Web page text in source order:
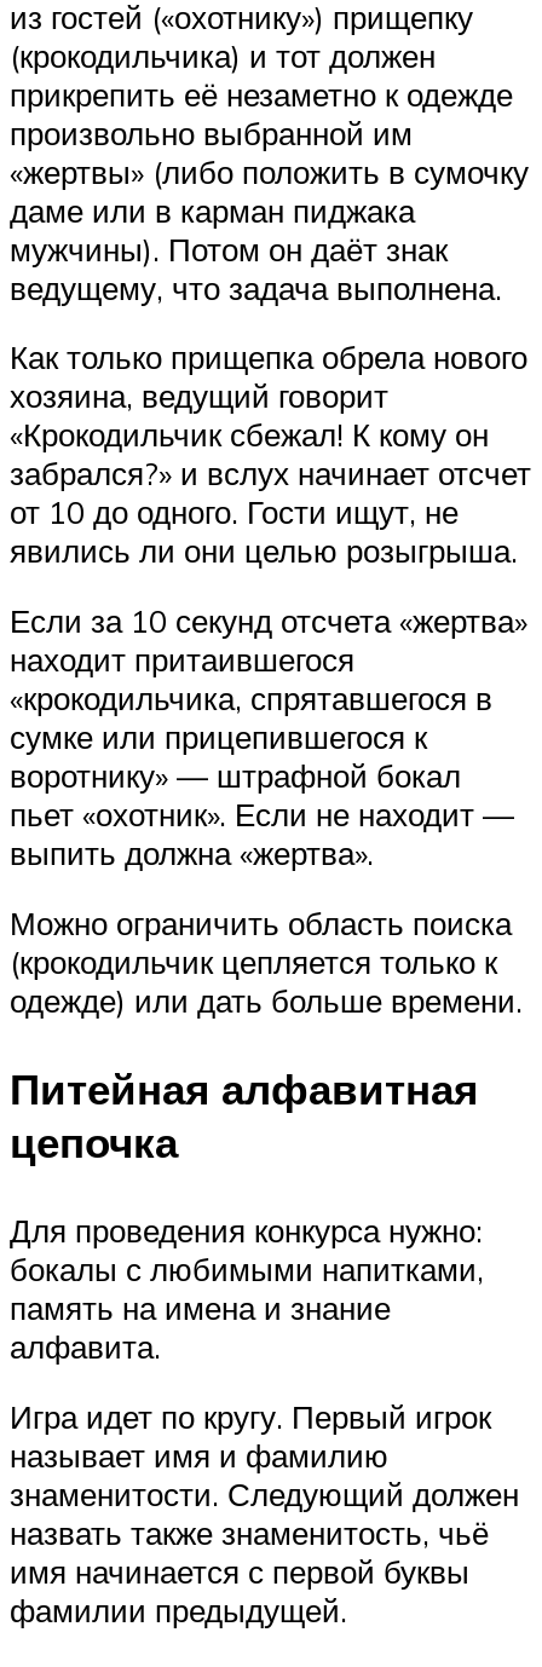
из гостей («охотнику») прищепку
(крокодильчика) и тот должен
прикрепить её незаметно к одежде
произвольно выбранной им
«жертвы» (либо положить в сумочку
даме или в карман пиджака
мужчины). Потом он даёт знак
ведущему, что задача выполнена.
Как только прищепка обрела нового
хозяина, ведущий говорит
«Крокодильчик сбежал! К кому он
забрался?» и вслух начинает отсчет
от 10 до одного. Гости ищут, не
явились ли они целью розыгрыша.
Если за 10 секунд отсчета «жертва»
находит притаившегося
«крокодильчика, спрятавшегося в
сумке или прицепившегося к
воротнику» — штрафной бокал
пьет «охотник». Если не находит —
выпить должна «жертва».
Можно ограничить область поиска
(крокодильчик цепляется только к
одежде) или дать больше времени.
Питейная алфавитная
цепочка
Для проведения конкурса нужно:
бокалы с любимыми напитками,
память на имена и знание
алфавита.
Игра идет по кругу. Первый игрок
называет имя и фамилию
знаменитости. Следующий должен
назвать также знаменитость, чьё
имя начинается с первой буквы
фамилии предыдущей.